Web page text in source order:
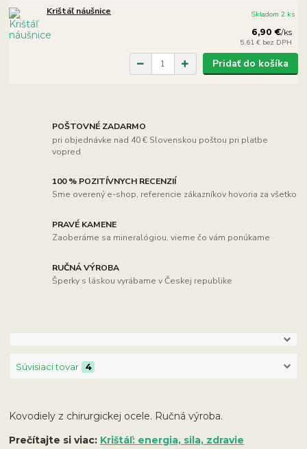
Krištáľ náušnice
6,90 €/ks
5,61 € bez DPH
Skladom 2 ks
Pridať do košíka
POŠTOVNÉ ZADARMO
pri objednávke nad 40 € Slovenskou poštou pri platbe
vopred
100 % POZITÍVNYCH RECENZIÍ
Sme overený e-shop, referencie zákazníkov hovoria za všetko
PRAVÉ KAMENE
Zaoberáme sa mineralógiou, vieme čo vám ponúkame
RUČNÁ VÝROBA
Šperky s láskou vyrábame v Českej republike
Súvisiaci tovar 4
Kovodiely z chirurgickej ocele. Ručná výroba.
Prečítajte si viac: Krištáľ: energia, sila, zdravie